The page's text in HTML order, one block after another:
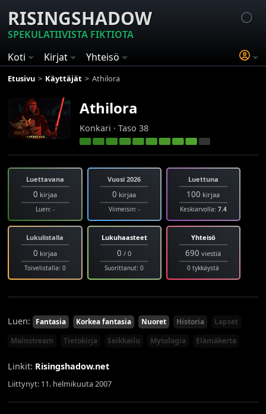
RISINGSHADOW
SPEKULATIIVISTA FIKTIOTA
Koti
Kirjat Yhteisö
Etusivu Käyttäjät Athilora
Athilora
Konkari · Taso 38
Luettavana
0 kirjaa
Luen: -
Vuosi 2026
0 kirjaa
Viimeisin: -
Luettuna
100 kirjaa
Keskiarvolla: 7.4
Lukulistalla
0 kirjaa
Toivelistalla: 0
Lukuhaasteet
0 / 0
Suorittanut: 0
Yhteisö
690 viestiä
0 tykkäystä
Luen: Fantasia Korkea fantasia Nuoret Historia
Lapset
Mainstream
Tietokirja Seikkailu Mytologia Elämäkerta
Linkit: Risingshadow.net
Liittynyt: 11. helmikuuta 2007